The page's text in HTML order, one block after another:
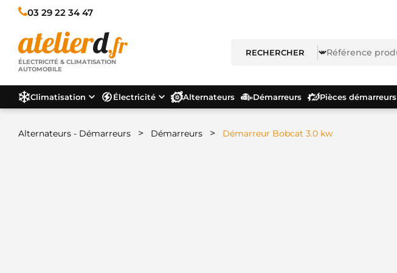
03 29 22 34 47
ÉLECTRICITÉ & CLIMATISATION
AUTOMOBILE
Climatisation Électricité Alternateurs Démarreurs Pièces démarreurs
Alternateurs - Démarreurs > Démarreurs > Démarreur Bobcat 3.0 kw